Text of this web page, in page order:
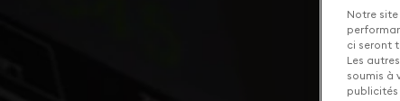
Notre
ci seront
Les
soumis à
publicités